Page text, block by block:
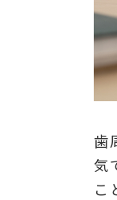
歯
気
こ